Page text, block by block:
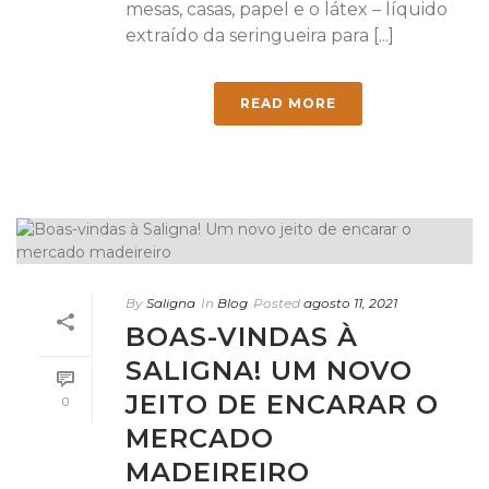
mesas, casas, papel e o látex – líquido
extraído da seringueira para [...]
READ MORE
0
By Saligna In Blog Posted agosto 11, 2021
BOAS-VINDAS À
SALIGNA! UM NOVO
JEITO DE ENCARAR O
MERCADO
MADEIREIRO